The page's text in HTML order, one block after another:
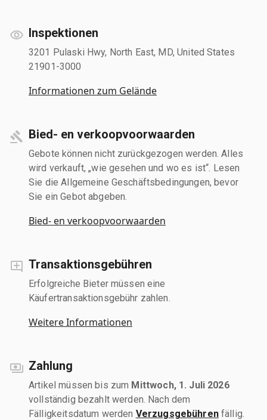
Inspektionen
3201 Pulaski Hwy, North East, MD, United States
21901-3000
Informationen zum Gelände
Bied- en verkoopvoorwaarden
Gebote können nicht zurückgezogen werden. Alles
wird verkauft, „wie gesehen und wo es ist“. Lesen
Sie die Allgemeine Geschäftsbedingungen, bevor
Sie ein Gebot abgeben.
Bied- en verkoopvoorwaarden
Transaktionsgebühren
Erfolgreiche Bieter müssen eine
Käufertransaktionsgebühr zahlen.
Weitere Informationen
Zahlung
Artikel müssen bis zum Mittwoch, 1. Juli 2026
vollständig bezahlt werden. Nach dem
Fälligkeitsdatum werden Verzugsgebührenfällig.